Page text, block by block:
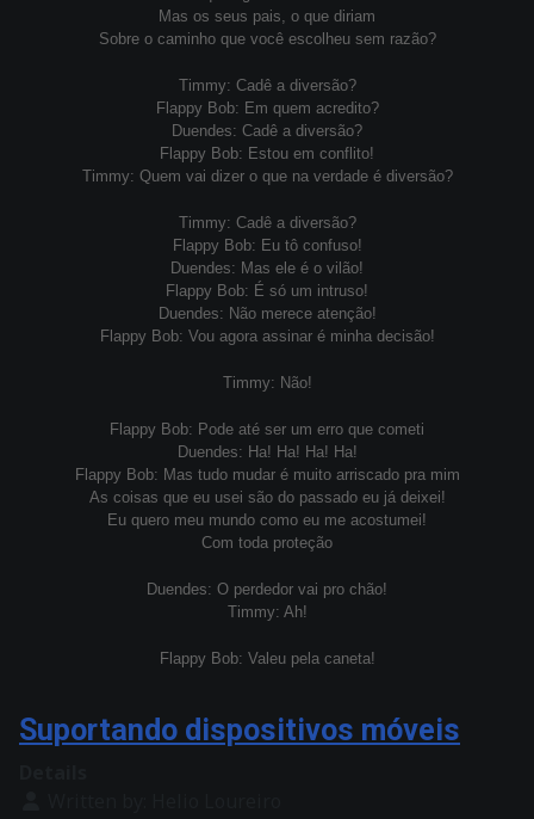
Mas os seus pais, o que diriam
Sobre o caminho que você escolheu sem razão?
Timmy: Cadê a diversão?
Flappy Bob: Em quem acredito?
Duendes: Cadê a diversão?
Flappy Bob: Estou em conflito!
Timmy: Quem vai dizer o que na verdade é diversão?
Timmy: Cadê a diversão?
Flappy Bob: Eu tô confuso!
Duendes: Mas ele é o vilão!
Flappy Bob: É só um intruso!
Duendes: Não merece atenção!
Flappy Bob: Vou agora assinar é minha decisão!
Timmy: Não!
Flappy Bob: Pode até ser um erro que cometi
Duendes: Ha! Ha! Ha! Ha!
Flappy Bob: Mas tudo mudar é muito arriscado pra mim
As coisas que eu usei são do passado eu já deixei!
Eu quero meu mundo como eu me acostumei!
Com toda proteção
Duendes: O perdedor vai pro chão!
Timmy: Ah!
Flappy Bob: Valeu pela caneta!
Suportando dispositivos móveis